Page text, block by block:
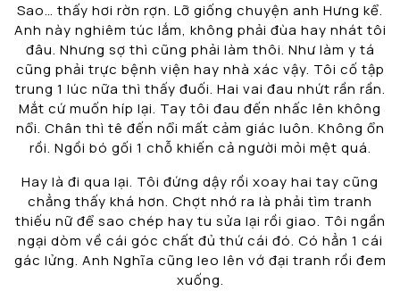
Sao… thấy hơi rờn rợn. Lỡ giống chuyện anh Hưng kể.
Anh này nghiêm túc lắm, không phải đùa hay nhát tôi
đâu. Nhưng sợ thì cũng phải làm thôi. Như làm y tá
cũng phải trực bệnh viện hay nhà xác vậy. Tôi cố tập
trung 1 lúc nữa thì thấy đuối. Hai vai đau nhứt rần rần.
Mắt cứ muốn híp lại. Tay tôi đau đến nhấc lên không
nổi. Chân thì tê đến nổi mất cảm giác luôn. Không ổn
rồi. Ngồi bó gối 1 chỗ khiến cả người mỏi mệt quá.
Hay là đi qua lại. Tôi đứng dậy rồi xoay hai tay cũng
chẳng thấy khá hơn. Chợt nhớ ra là phải tìm tranh
thiếu nữ để sao chép hay tu sửa lại rồi giao. Tôi ngần
ngại dòm về cái góc chất đủ thứ cái đó. Có hẳn 1 cái
gác lửng. Anh Nghĩa cũng leo lên vớ đại tranh rồi đem
xuống.